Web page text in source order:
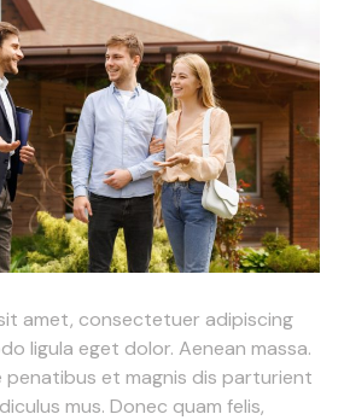
amet, consectetuer adipiscing
ligula eget dolor. Aenean massa.
penatibus et magnis dis parturient
mus. Donec quam felis,